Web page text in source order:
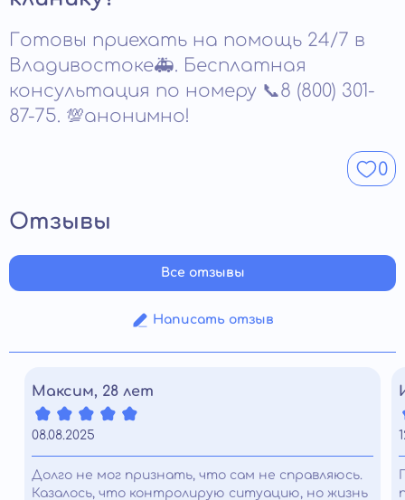
последовательность укрепляют мотивацию
зависимого. Совместная работа семьи и
специалистов увеличивает шансы на
восстановление.
срок увеличивается. Каждый этап требует
времени: детоксикация — до недели,
восстановление — 2–4 недели, психотерапия и
адаптация — еще 2–6 недель. Программа
Готовы приехать на помощь 24/7 в
Владивостоке🚑. Бесплатная
консультация по номеру 📞8 (800) 301-
87-75. 💯анонимно!
0
Отзывы
Написать отзыв
Все отзывы
Максим, 28 лет
08.08.2025
Долго не мог признать, что сам не справляюсь.
Казалось, что контролирую ситуацию, но жизнь